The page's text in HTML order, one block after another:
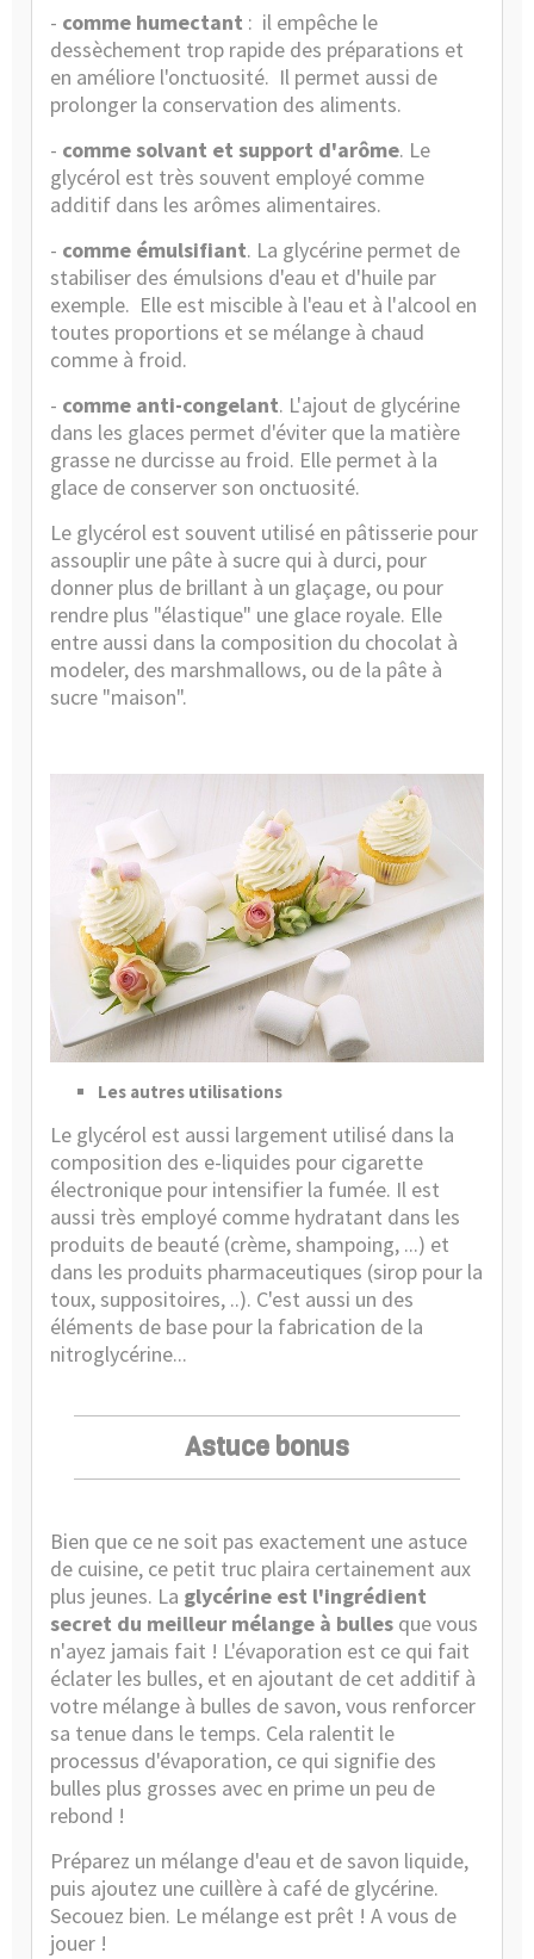
- comme humectant : il empêche le
dessèchement trop rapide des préparations et
en améliore l'onctuosité. Il permet aussi de
prolonger la conservation des aliments.
- comme solvant et support d'arôme. Le
glycérol est très souvent employé comme
additif dans les arômes alimentaires.
- comme émulsifiant. La glycérine permet de
stabiliser des émulsions d'eau et d'huile par
exemple. Elle est miscible à l'eau et à l'alcool en
toutes proportions et se mélange à chaud
comme à froid.
- comme anti-congelant. L'ajout de glycérine
dans les glaces permet d'éviter que la matière
grasse ne durcisse au froid. Elle permet à la
glace de conserver son onctuosité.
Le glycérol est souvent utilisé en pâtisserie pour
assouplir une pâte à sucre qui à durci, pour
donner plus de brillant à un glaçage, ou pour
rendre plus "élastique" une glace royale. Elle
entre aussi dans la composition du chocolat à
modeler, des marshmallows, ou de la pâte à
sucre "maison".
Les autres utilisations
Le glycérol est aussi largement utilisé dans la
composition des e-liquides pour cigarette
électronique pour intensifier la fumée. Il est
aussi très employé comme hydratant dans les
produits de beauté (crème, shampoing, ...) et
dans les produits pharmaceutiques (sirop pour la
toux, suppositoires, ..). C'est aussi un des
éléments de base pour la fabrication de la
nitroglycérine...
Astuce bonus
Bien que ce ne soit pas exactement une astuce
de cuisine, ce petit truc plaira certainement aux
plus jeunes. La glycérine est l'ingrédient
secret du meilleur mélange à bulles que vous
n'ayez jamais fait ! L'évaporation est ce qui fait
éclater les bulles, et en ajoutant de cet additif à
votre mélange à bulles de savon, vous renforcer
sa tenue dans le temps. Cela ralentit le
processus d'évaporation, ce qui signifie des
bulles plus grosses avec en prime un peu de
rebond !
Préparez un mélange d'eau et de savon liquide,
puis ajoutez une cuillère à café de glycérine.
Secouez bien. Le mélange est prêt ! A vous de
jouer !